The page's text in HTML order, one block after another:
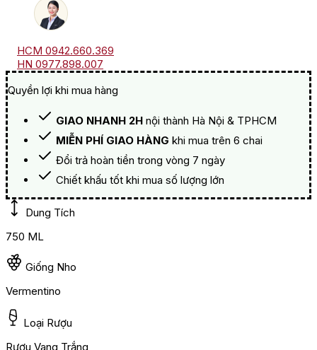
HCM 0942.660.369
HN 0977.898.007
Quyền lợi khi mua hàng
GIAO NHANH 2H nội thành Hà Nội & TPHCM
MIỄN PHÍ GIAO HÀNG khi mua trên 6 chai
Đổi trả hoàn tiền trong vòng 7 ngày
Chiết khấu tốt khi mua số lượng lớn
Dung Tích
750 ML
Giống Nho
Vermentino
Loại Rượu
Rượu Vang Trắng